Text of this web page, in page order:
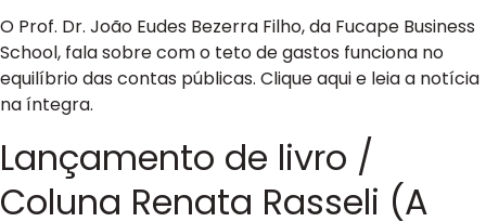
O Prof. Dr. João Eudes Bezerra Filho, da Fucape Business
School, fala sobre com o teto de gastos funciona no
equilíbrio das contas públicas. Clique aqui e leia a notícia
na íntegra.
Lançamento de livro /
Coluna Renata Rasseli (A